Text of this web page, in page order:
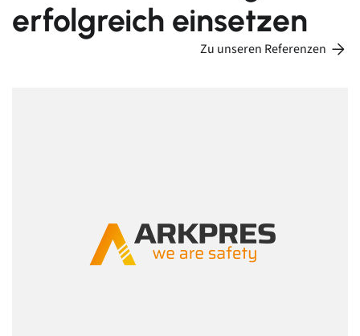
erfolgreich einsetzen
Zu unseren Referenzen